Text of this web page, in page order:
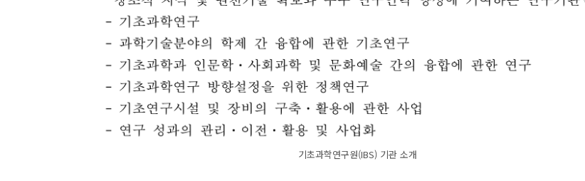
기초과학연구원(IBS) 기관 소개